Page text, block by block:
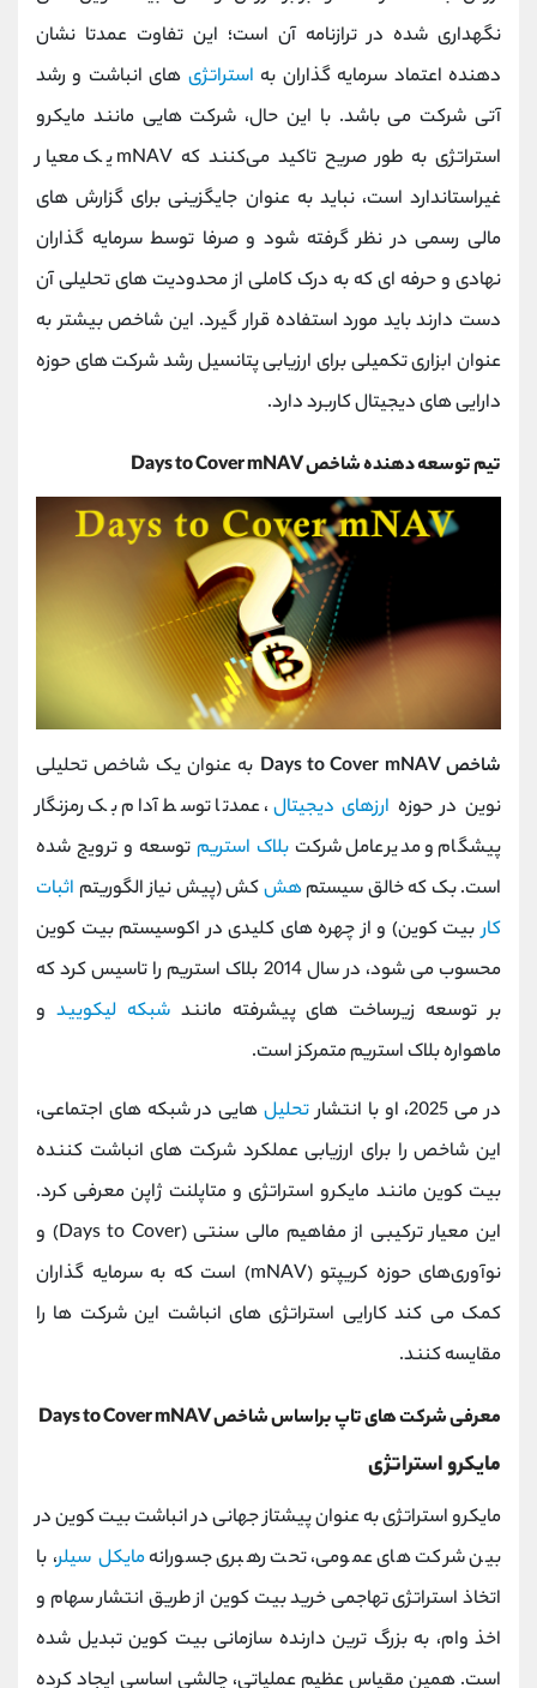
نگهداری شده در ترازنامه آن است؛ این تفاوت عمدتا نشان
‌دهنده اعتماد سرمایه ‌گذاران به استراتژی ‌های انباشت و رشد
آتی شرکت می ‌باشد. با این حال، شرکت‌ هایی مانند مایکرو
استراتژی به طور صریح تاکید می‌کنند که mNAV یک معیار
غیراستاندارد است، نباید به عنوان جایگزینی برای گزارش های
مالی رسمی در نظر گرفته شود و صرفا توسط سرمایه ‌گذاران
نهادی و حرفه ‌ای که به درک کاملی از محدودیت ‌های تحلیلی آن
دست دارند باید مورد استفاده قرار گیرد. این شاخص بیشتر به
عنوان ابزاری تکمیلی برای ارزیابی پتانسیل رشد شرکت‌ های حوزه
دارایی ‌های دیجیتال کاربرد دارد.
تیم توسعه دهنده شاخص Days to Cover mNAV
شاخص Days to Cover mNAV
به عنوان یک شاخص تحلیلی
نوین در حوزه ارزهای دیجیتال ، عمدتا توسط آدام بک رمزنگار
پیشگام و مدیرعامل شرکت بلاک ‌استریم توسعه و ترویج شده
است. بک که خالق سیستمهش‌کش (پیش ‌نیاز الگوریتم اثبات
کاربیت‌ کوین) و از چهره‌ های کلیدی در اکوسیستم بیت‌ کوین
محسوب می ‌شود، در سال 2014 بلاک ‌استریم را تاسیس کرد که
بر توسعه زیرساخت ‌های پیشرفته مانندشبکه لیکویید و
ماهواره بلاک ‌استریم متمرکز است.
در می 2025، او با انتشار
تحلیل‌هایی در شبکه ‌های اجتماعی،
این شاخص را برای ارزیابی عملکرد شرکت ‌های انباشت ‌کننده
بیت ‌کوین مانند مایکرو استراتژی و متاپلنت ژاپن معرفی کرد.
این معیار ترکیبی از مفاهیم مالی سنتی (Days to Cover) و
نوآوری‌های حوزه کریپتو (mNAV) است که به سرمایه ‌گذاران
کمک می‌ کند کارایی استراتژی ‌های انباشت این شرکت‌ ها را
مقایسه کنند.
معرفی شرکت ‌های تاپ براساس شاخص Days to Cover mNAV
مایکرو استراتژی
مایکرو استراتژی به عنوان پیشتاز جهانی در انباشت بیت‌ کوین در
بین شرکت ‌های عمومی، تحت رهبری جسورانهمایکل سیلر، با
اتخاذ استراتژی تهاجمی خرید بیت‌ کوین از طریق انتشار سهام و
اخذ وام، به بزرگ‌ ترین دارنده سازمانی بیت‌ کوین تبدیل شده
است. همین مقیاس عظیم عملیاتی، چالشی اساسی ایجاد کرده